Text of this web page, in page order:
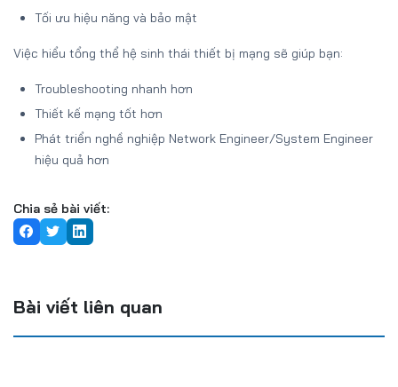
Tối ưu hiệu năng và bảo mật
Việc hiểu tổng thể hệ sinh thái thiết bị mạng sẽ giúp bạn:
Troubleshooting nhanh hơn
Thiết kế mạng tốt hơn
Phát triển nghề nghiệp Network Engineer/System Engineer
hiệu quả hơn
Chia sẻ bài viết:
Bài viết liên quan